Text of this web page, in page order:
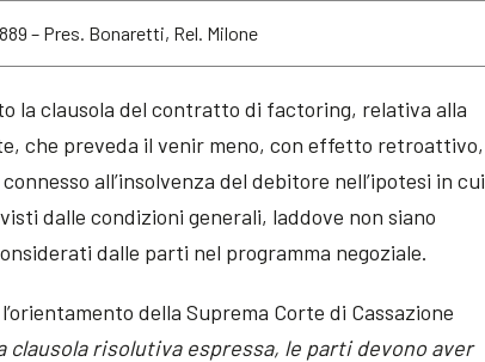
– Pres. Bonaretti, Rel. Milone
la clausola del contratto di factoring, relativa alla
che preveda il venir meno, con effetto retroattivo,
all’insolvenza del debitore nell’ipotesi in cui
dalle condizioni generali, laddove non siano
dalle parti nel programma negoziale.
della Suprema Corte di Cassazione
clausola risolutiva espressa, le parti devono aver